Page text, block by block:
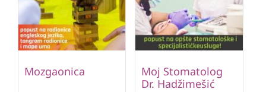
Mozgaonica
Moj Stomatolog
Dr. Hadžimešić